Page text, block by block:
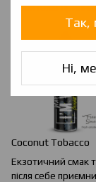
Так,
Ні,
любителів
Coconut Tobacco
Екзотичний смак
після себе